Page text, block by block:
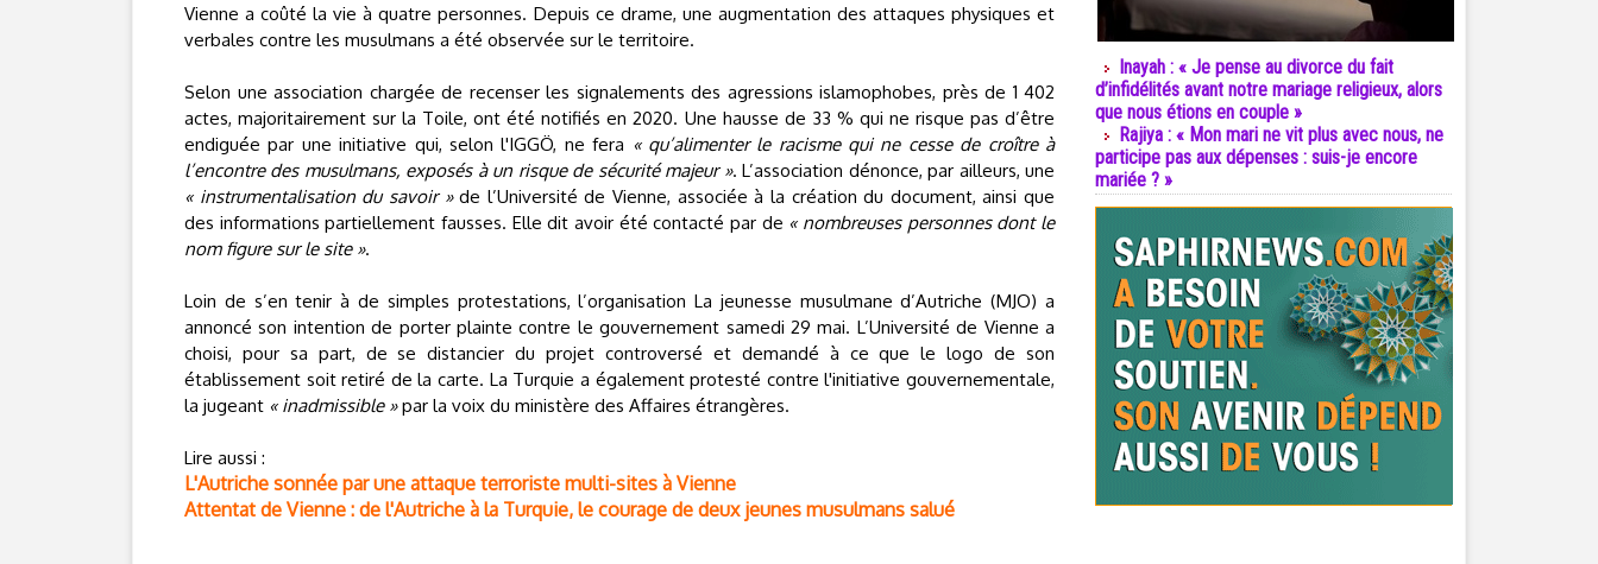
Vienne a coûté la vie à quatre personnes. Depuis ce drame, une augmentation des attaques physiques et
verbales contre les musulmans a été observée sur le territoire.
Selon une association chargée de recenser les signalements des agressions islamophobes, près de 1 402
actes, majoritairement sur la Toile, ont été notifiés en 2020. Une hausse de 33 % qui ne risque pas d’être
endiguée par une initiative qui, selon l'IGGÖ, ne fera « qu’alimenter le racisme qui ne cesse de croître à
l’encontre des musulmans, exposés à un risque de sécurité majeur ». L’association dénonce, par ailleurs, une
« instrumentalisation du savoir »de l’Université de Vienne, associée à la création du document, ainsi que
des informations partiellement fausses. Elle dit avoir été contacté par de « nombreuses personnes dont le
nom figure sur le site ».
Loin de s’en tenir à de simples protestations, l’organisation La jeunesse musulmane d’Autriche (MJO) a
annoncé son intention de porter plainte contre le gouvernement samedi 29 mai. L’Université de Vienne a
choisi, pour sa part, de se distancier du projet controversé et demandé à ce que le logo de son
établissement soit retiré de la carte. La Turquie a également protesté contre l'initiative gouvernementale,
la jugeant « inadmissible »par la voix du ministère des Affaires étrangères.
Lire aussi :
L'Autriche sonnée par une attaque terroriste multi-sites à Vienne
Attentat de Vienne : de l'Autriche à la Turquie, le courage de deux jeunes musulmans salué
Inayah : « Je pense au divorce du fait
d’infidélités avant notre mariage religieux, alors
que nous étions en couple »
Rajiya : « Mon mari ne vit plus avec nous, ne
participe pas aux dépenses : suis-je encore
mariée ? »